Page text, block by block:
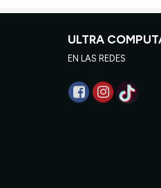
ULTRA
EN LAS REDES